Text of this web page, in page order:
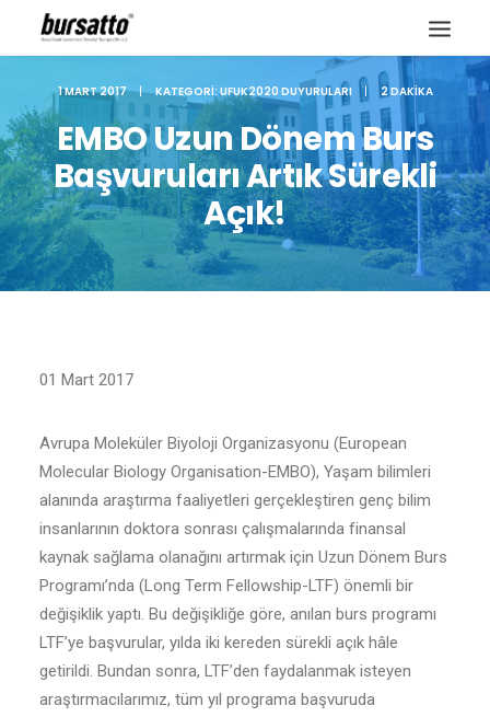
1 MART 2017 | KATEGORI:UFUK2020 DUYURULARI | 2 DAKIKA
EMBO Uzun Dönem Burs
Başvuruları Artık Sürekli
Açık!
01 Mart 2017
Avrupa Moleküler Biyoloji Organizasyonu (European
Molecular Biology Organisation-EMBO), Yaşam bilimleri
alanında araştırma faaliyetleri gerçekleştiren genç bilim
insanlarının doktora sonrası çalışmalarında finansal
kaynak sağlama olanağını artırmak için Uzun Dönem Burs
Programı’nda (Long Term Fellowship-LTF) önemli bir
değişiklik yaptı. Bu değişikliğe göre, anılan burs programı
LTF’ye başvurular, yılda iki kereden sürekli açık hâle
getirildi. Bundan sonra, LTF’den faydalanmak isteyen
araştırmacılarımız, tüm yıl programa başvuruda